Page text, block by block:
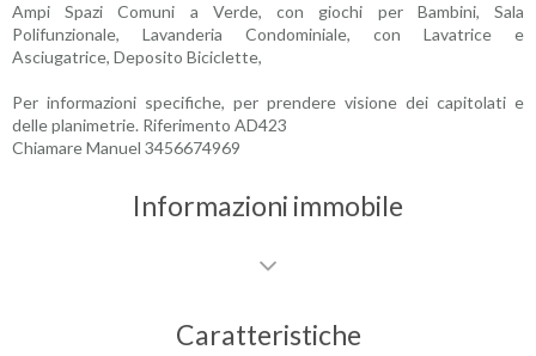
Ampi Spazi Comuni a Verde, con giochi per Bambini, Sala
Polifunzionale, Lavanderia Condominiale, con Lavatrice e
Asciugatrice, Deposito Biciclette,
Per informazioni specifiche, per prendere visione dei capitolati e
delle planimetrie. Riferimento AD423
Chiamare Manuel 3456674969
Informazioni immobile
Caratteristiche